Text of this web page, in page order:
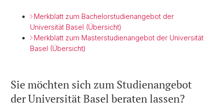
Merkblatt zum Bachelorstudienangebot der
Universität Basel (Übersicht)
Merkblatt zum Masterstudienangebot der Universität
Basel (Übersicht)
Sie möchten sich zum Studienangebot
der Universität Basel beraten lassen?